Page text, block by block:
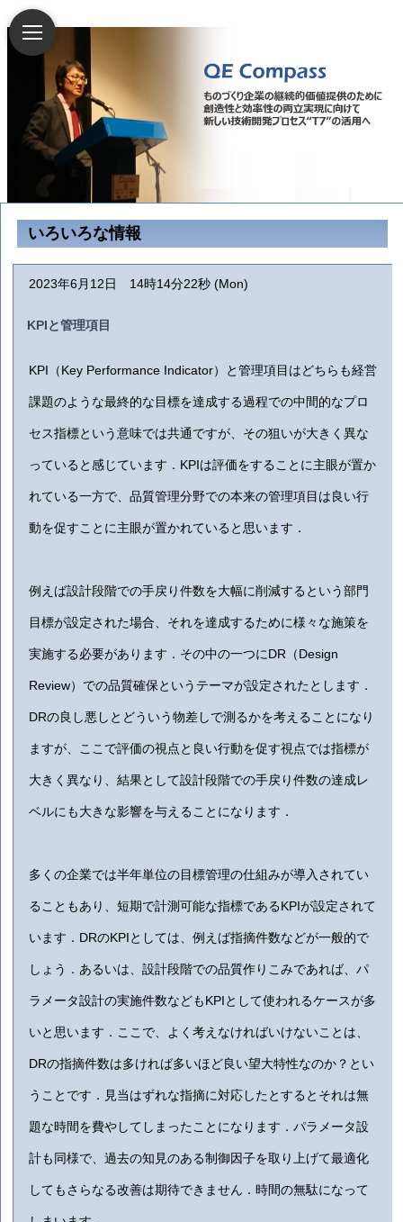
いろいろな情報
2023年6月12日 14時14分22秒 (Mon)
KPIと管理項目
KPI（Key Performance Indicator）と管理項目はどちらも経営
課題のような最終的な目標を達成する過程での中間的なプロ
セス指標という意味では共通ですが、その狙いが大きく異な
っていると感じています．KPIは評価をすることに主眼が置か
れている一方で、品質管理分野での本来の管理項目は良い行
動を促すことに主眼が置かれていると思います．
例えば設計段階での手戻り件数を大幅に削減するという部門
目標が設定された場合、それを達成するために様々な施策を
実施する必要があります．その中の一つにDR（Design
Review）での品質確保というテーマが設定されたとします．
DRの良し悪しとどういう物差しで測るかを考えることになり
ますが、ここで評価の視点と良い行動を促す視点では指標が
大きく異なり、結果として設計段階での手戻り件数の達成レ
ベルにも大きな影響を与えることになります．
多くの企業では半年単位の目標管理の仕組みが導入されてい
ることもあり、短期で計測可能な指標であるKPIが設定されて
います．DRのKPIとしては、例えば指摘件数などが一般的で
しょう．あるいは、設計段階での品質作りこみであれば、パ
ラメータ設計の実施件数などもKPIとして使われるケースが多
いと思います．ここで、よく考えなければいけないことは、
DRの指摘件数は多ければ多いほど良い望大特性なのか？とい
うことです．見当はずれな指摘に対応したとするとそれは無
題な時間を費やしてしまったことになります．パラメータ設
計も同様で、過去の知見のある制御因子を取り上げて最適化
してもさらなる改善は期待できません．時間の無駄になって